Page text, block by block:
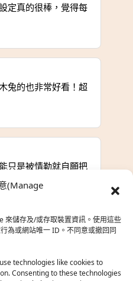
(Manage
來儲存及/或存取裝置資訊。使用這些
為或網站唯一 ID。不同意或撤回同
technologies like cookies to
Consenting to these technologies
定真的很棒，覺得每
兔的也非常好看！超
只是被情勒就自願把
勒大家陪他圓夢，但